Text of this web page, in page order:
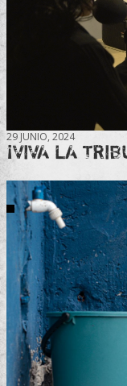
29 JUNIO, 2024
¡VIVA LA